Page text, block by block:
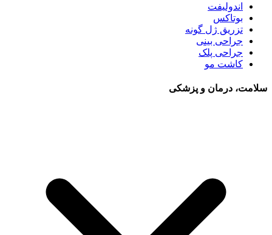
اندولیفت
بوتاکس
تزریق ژل گونه
جراحی بینی
جراحی پلک
کاشت مو
سلامت، درمان و پزشکی